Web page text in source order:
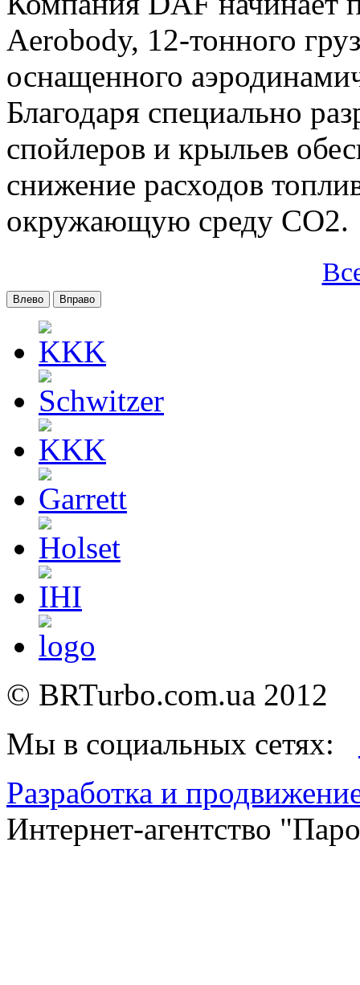
Aerobody, 12-тонного
оснащенного
Благодаря специально
спойлеров и крыльев
снижение расходов
окружающую среду CO2.
Влево Вправо
© BRTurbo.com.ua 2012
Мы в социальных сетях:
Разработка и
Интернет-агентство